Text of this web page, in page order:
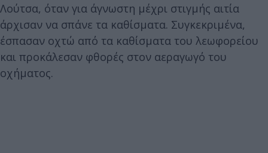
Λούτσα, όταν για άγνωστη μέχρι στιγμής αιτία
άρχισαν να σπάνε τα καθίσματα. Συγκεκριμένα,
έσπασαν οχτώ από τα καθίσματα του λεωφορείου
και προκάλεσαν φθορές στον αεραγωγό του
οχήματος.